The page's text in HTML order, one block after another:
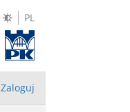
PL
Zaloguj